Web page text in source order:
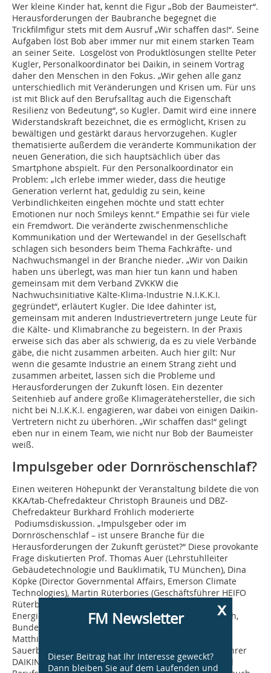
Wer kleine Kinder hat, kennt die Figur „Bob der Baumeister“.
Herausforderungen der Baubranche begegnet die
Trickfilmfigur stets mit dem Ausruf „Wir schaffen das!“. Seine
Aufgaben löst Bob aber immer nur mit einem starken Team
an seiner Seite. Losgelöst von Produktlösungen stellte Peter
Kugler, Personalkoordinator bei Daikin, in seinem Vortrag
daher den Menschen in den Fokus. „Wir gehen alle ganz
unterschiedlich mit Veränderungen und Krisen um. Für uns
ist mit Blick auf den Berufsalltag auch die Eigenschaft
Resilienz von Bedeutung“, so Kugler. Damit wird eine innere
Widerstandskraft bezeichnet, die es ermöglicht, Krisen zu
bewältigen und gestärkt daraus hervorzugehen. Kugler
thematisierte außerdem die veränderte Kommunikation der
neuen Generation, die sich hauptsächlich über das
Smartphone abspielt. Für den Personalkoordinator ein
Problem: „Ich erlebe immer wieder, dass die heutige
Generation verlernt hat, geduldig zu sein, keine
Verbindlichkeiten eingehen möchte und statt echter
Emotionen nur noch Smileys kennt.“ Empathie sei für viele
ein Fremdwort. Die veränderte zwischenmenschliche
Kommunikation und der Wertewandel in der Gesellschaft
schlagen sich besonders beim Thema Fachkräfte- und
Nachwuchsmangel in der Branche nieder. „Wir von Daikin
haben uns überlegt, was man hier tun kann und haben
gemeinsam mit dem Verband ZVKKW die
Nachwuchsinitiative Kälte-Klima-Industrie N.I.K.K.I.
gegründet“, erläutert Kugler. Die Idee dahinter ist,
gemeinsam mit anderen Industrievertretern junge Leute für
die Kälte- und Klimabranche zu begeistern. In der Praxis
erweise sich das aber als schwierig, da es zu viele Verbände
gäbe, die nicht zusammen arbeiten. Auch hier gilt: Nur
wenn die gesamte Industrie an einem Strang zieht und
zusammen arbeitet, lassen sich die Probleme und
Herausforderungen der Zukunft lösen. Ein dezenter
Seitenhieb auf andere große Klimagerätehersteller, die sich
nicht bei N.I.K.K.I. engagieren, war dabei von einigen Daikin-
Vertretern nicht zu überhören. „Wir schaffen das!“ gelingt
eben nur in einem Team, wie nicht nur Bob der Baumeister
weiß.
Impulsgeber oder Dornröschenschlaf?
Einen weiteren Höhepunkt der Veranstaltung bildete die von
KKA/tab-Chefredakteur Christoph Brauneis und DBZ-
Chefredakteur Burkhard Fröhlich moderierte
Podiumsdiskussion. „Impulsgeber oder im
Dornröschenschlaf – ist unsere Branche für die
Herausforderungen der Zukunft gerüstet?“ Diese provokante
Frage diskutierten Prof. Thomas Auer (Lehrstuhlleiter
Gebäudetechnologie und Bauklimatik, TU München), Dina
Köpke (Director Governmental Affairs, Emerson Climate
Technologies), Martin Rüterbories (Geschäftsführer HEIFO
Rüterbories), Dr. Alexander Renner (Leiter Referat
Energiepolitische Grundsatzfragen im Gebäudebereich,
Bundesministerium für Wirtschaft und Energie), Prof.
Matthias Sauerbruch (Architekt & Gründungspartner
Sauerbruch Hutton) und Gunther Gamst (Geschäftsführer
DAIKIN Deutschland). So vielfältig die Kompetenz- und
x
FM Newsletter
Dieser Beitrag hat Ihr Interesse geweckt?
Dann bleiben Sie auf dem Laufenden und